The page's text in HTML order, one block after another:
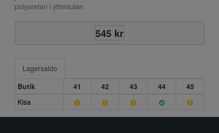
polyuretan i yttersulan.
545 kr
Lagersaldo
Butik
41 42 43 44
45
Kisa